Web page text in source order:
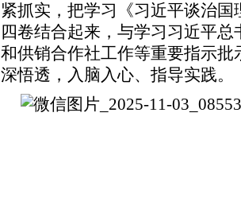
紧抓实，把学习《习近平谈治
四卷结合起来，与学习习近平
和供销合作社工作等重要指示
深悟透，入脑入心、指导实践。